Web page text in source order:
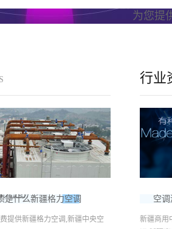
为您提
是什么新疆格力空调
提供新疆格力空调,新疆中央空
行业
空
新疆商用